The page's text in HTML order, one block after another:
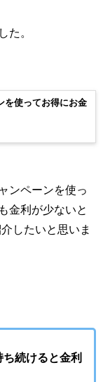
た。
を使ってお得にお金
ンペーンを使っ
金利が少ないと
したいと思いま
続けると金利